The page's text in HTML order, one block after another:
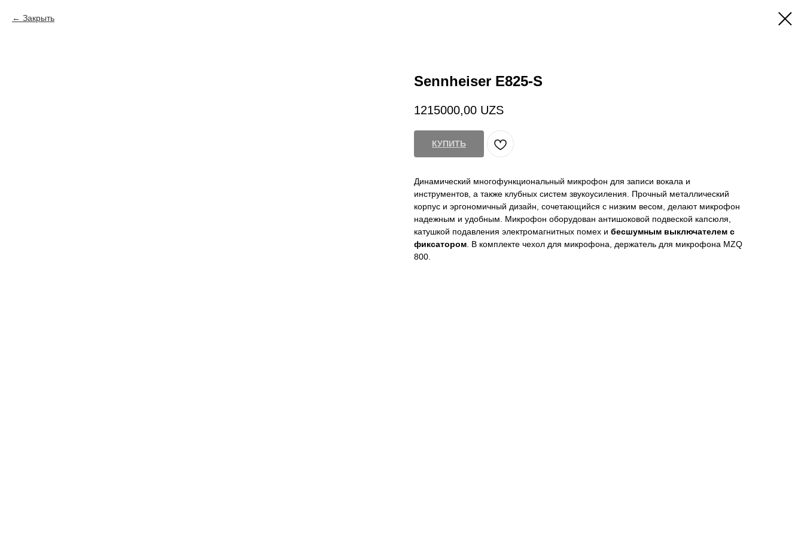
Закрыть
Sennheiser E825-S
1215000,00 UZS
КУПИТЬ
Динамический многофункциональный микрофон для записи вокала и
инструментов, а также клубных систем звукоусиления. Прочный металлический
корпус и эргономичный дизайн, сочетающийся с низким весом, делают микрофон
надежным и удобным. Микрофон оборудован антишоковой подвеской капсюля,
катушкой подавления электромагнитных помех и бесшумным выключателем с
фиксатором. В комплекте чехол для микрофона, держатель для микрофона MZQ
800.